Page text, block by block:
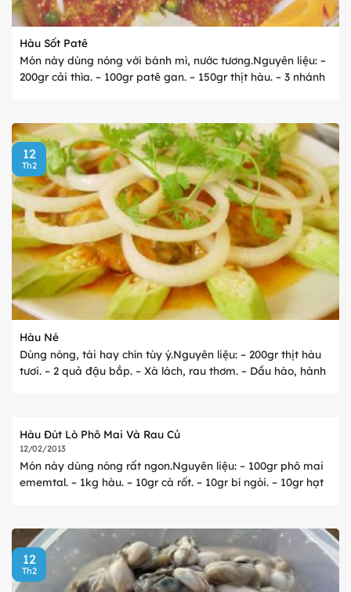
Hàu Sốt Patê
Món này dùng nóng với bánh mì, nước tương.Nguyên liệu: –
200gr cải thìa. – 100gr patê gan. – 150gr thịt hàu. – 3 nhánh
Hàu Né
Dùng nóng, tái hay chín tùy ý.Nguyên liệu: – 200gr thịt hàu
tươi. – 2 quả đậu bắp. – Xà lách, rau thơm. – Dầu hào, hành
12
Th2
Hàu Đút Lò Phô Mai Và Rau Củ
12/02/2013
Món này dùng nóng rất ngon.Nguyên liệu: – 100gr phô mai
ememtal. – 1kg hàu. – 10gr cà rốt. – 10gr bí ngòi. – 10gr hạt
12
Th2